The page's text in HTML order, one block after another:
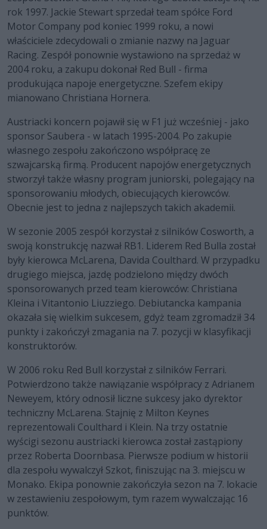
rok 1997. Jackie Stewart sprzedał team spółce Ford
Motor Company pod koniec 1999 roku, a nowi
właściciele zdecydowali o zmianie nazwy na Jaguar
Racing. Zespół ponownie wystawiono na sprzedaż w
2004 roku, a zakupu dokonał Red Bull - firma
produkująca napoje energetyczne. Szefem ekipy
mianowano Christiana Hornera.
Austriacki koncern pojawił się w F1 już wcześniej - jako
sponsor Saubera - w latach 1995-2004. Po zakupie
własnego zespołu zakończono współpracę ze
szwajcarską firmą. Producent napojów energetycznych
stworzył także własny program juniorski, polegający na
sponsorowaniu młodych, obiecujących kierowców.
Obecnie jest to jedna z najlepszych takich akademii.
W sezonie 2005 zespół korzystał z silników Cosworth, a
swoją konstrukcję nazwał RB1. Liderem Red Bulla został
były kierowca McLarena, Davida Coulthard. W przypadku
drugiego miejsca, jazdę podzielono między dwóch
sponsorowanych przed team kierowców: Christiana
Kleina i Vitantonio Liuzziego. Debiutancka kampania
okazała się wielkim sukcesem, gdyż team zgromadził 34
punkty i zakończył zmagania na 7. pozycji w klasyfikacji
konstruktorów.
W 2006 roku Red Bull korzystał z silników Ferrari.
Potwierdzono także nawiązanie współpracy z Adrianem
Neweyem, który odnosił liczne sukcesy jako dyrektor
techniczny McLarena. Stajnię z Milton Keynes
reprezentowali Coulthard i Klein. Na trzy ostatnie
wyścigi sezonu austriacki kierowca został zastąpiony
przez Roberta Doornbasa. Pierwsze podium w historii
dla zespołu wywalczył Szkot, finiszując na 3. miejscu w
Monako. Ekipa ponownie zakończyła sezon na 7. lokacie
w zestawieniu zespołowym, tym razem wywalczając 16
punktów.